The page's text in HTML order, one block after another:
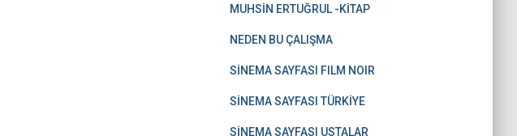
MUHSİN ERTUĞRUL -KİTAP
NEDEN BU ÇALIŞMA
SİNEMA SAYFASI FILM NOIR
SİNEMA SAYFASI TÜRKİYE
SİNEMA SAYFASI USTALAR